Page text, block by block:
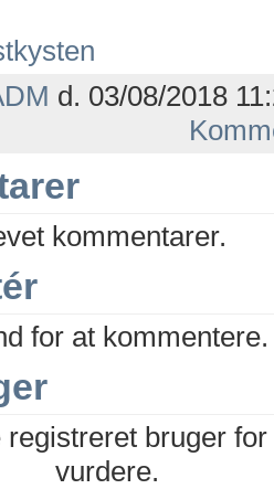
d. 03/08/2018
kommentarer.
for at kommentere.
bruger for
vurdere.